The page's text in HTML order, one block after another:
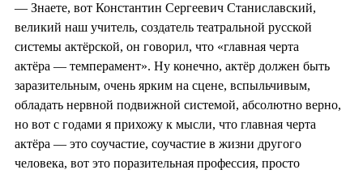
— Знаете, вот Константин Сергеевич Станиславский,
великий наш учитель, создатель театральной русской
системы актёрской, он говорил, что «главная черта
актёра — темперамент». Ну конечно, актёр должен быть
заразительным, очень ярким на сцене, вспыльчивым,
обладать нервной подвижной системой, абсолютно верно,
но вот с годами я прихожу к мысли, что главная черта
актёра — это соучастие, соучастие в жизни другого
человека, вот это поразительная профессия, просто